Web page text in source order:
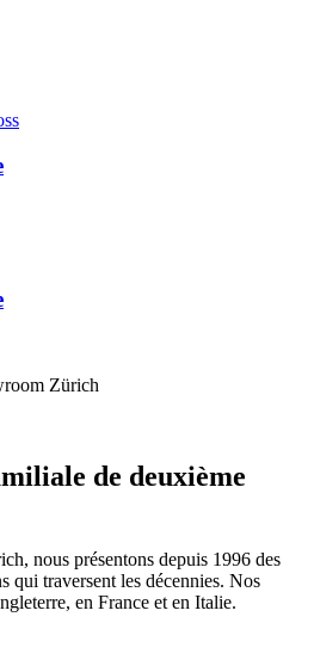
de deuxième
nous présentons depuis 1996 des
qui traversent les décennies. Nos
en France et en Italie.